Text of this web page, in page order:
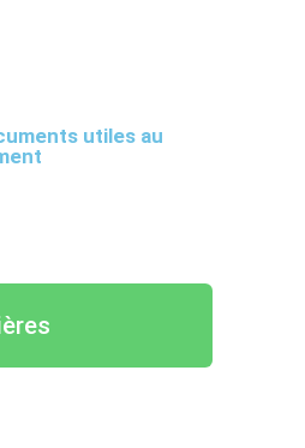
utiles au